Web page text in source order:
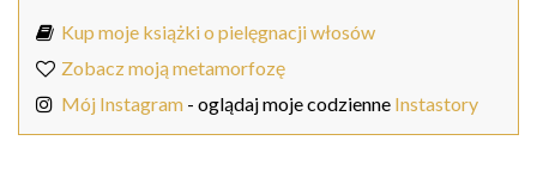
Kup moje książki o pielęgnacji włosów
Zobacz moją metamorfozę
Mój Instagram - oglądaj moje codzienne Instastory